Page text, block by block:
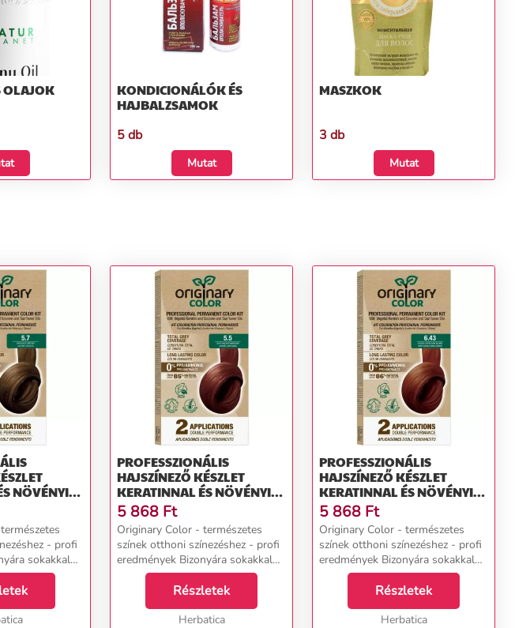
OLAJOK
KONDICIONÁLÓK ÉS
HAJBALZSAMOK
5 db
Mutat
MASZKOK
3 db
Mutat
NÖVÉNYI
5/7
- profi
sokakkal
egy 2-3 órás
volt... A
PROFESSZIONÁLIS
HAJSZÍNEZŐ KÉSZLET
KERATINNAL ÉS NÖVÉNYI
OLAJOKKAL - KÜLÖNBÖZŐ
ÁRNYALATOK - ORIGINARY
COLOR SZÍNN (FARBA):
VILÁGOS GESZTENYE
MAHAGÓNI 5/5
5 868 Ft
Originary Color - természetes
színek otthoni színezéshez - profi
eredmények Bizonyára sokakkal
megesett már, hogy egy 2-3 órás
fodrászszalon látogatásról
hazatérve csalódott volt... A
hajvágás még ...
Részletek
Herbatica
PROFESSZIONÁLIS
HAJSZÍNEZŐ KÉSZLET
KERATINNAL ÉS NÖVÉNYI
OLAJOKKAL - KÜLÖNBÖZŐ
ÁRNYALATOK - ORIGINARY
COLOR SZÍNN (FARBA):
ARANY RÉZ SÖTÉT SZŐKE
6/43
5 868 Ft
Originary Color - természetes
színek otthoni színezéshez - profi
eredmények Bizonyára sokakkal
megesett már, hogy egy 2-3 órás
fodrászszalon látogatásról
hazatérve csalódott volt... A
hajvágás még ...
Részletek
Herbatica